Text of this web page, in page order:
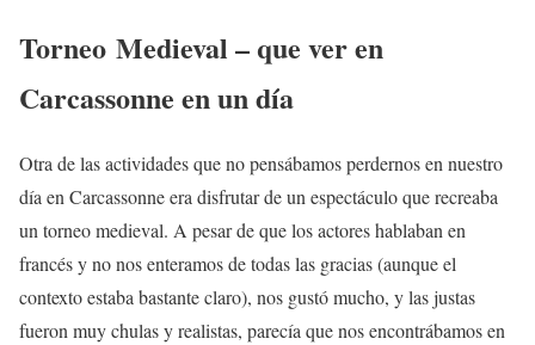
Torneo Medieval – que ver en
Carcassonne en un día
Otra de las actividades que no pensábamos perdernos en nuestro
día en Carcassonne era disfrutar de un espectáculo que recreaba
un torneo medieval. A pesar de que los actores hablaban en
francés y no nos enteramos de todas las gracias (aunque el
contexto estaba bastante claro), nos gustó mucho, y las justas
fueron muy chulas y realistas, parecía que nos encontrábamos en